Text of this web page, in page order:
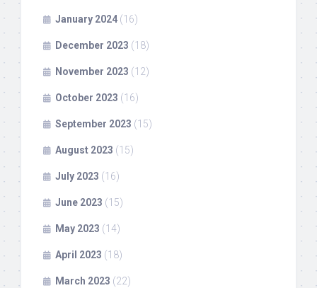
January 2024 (16)
December 2023 (18)
November 2023 (12)
October 2023 (16)
September 2023 (15)
August 2023 (15)
July 2023 (16)
June 2023 (15)
May 2023 (14)
April 2023 (18)
March 2023 (22)